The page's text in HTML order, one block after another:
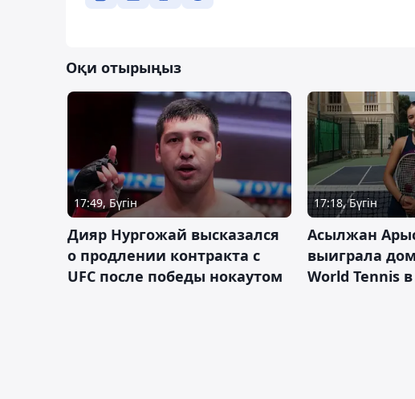
Оқи отырыңыз
17:49, Бүгін
Дияр Нургожай высказался
о продлении контракта с
UFC после победы нокаутом
17:18, Бүгін
Асылжан
выиграла
World Tennis